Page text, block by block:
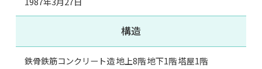
構造
鉄骨鉄筋コンクリート造 地上8階 地下1階 塔屋1階